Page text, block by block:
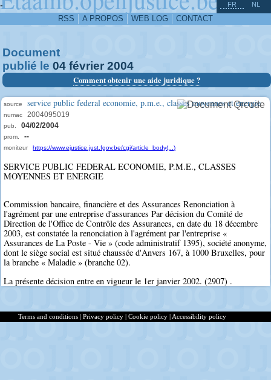
-
RSS A PROPOS WEB LOG CONTACT
FR NL
Document
publié le 04 février 2004
Comment obtenir une aide juridique ?
source service public federal economie, p.m.e., classes moyennes et energie
numac 2004095019
pub. 04/02/2004
prom. --
moniteur https://www.ejustice.just.fgov.be/cgi/article_body(...)
SERVICE PUBLIC FEDERAL ECONOMIE, P.M.E., CLASSES
MOYENNES ET ENERGIE
Commission bancaire, financière et des Assurances Renonciation à
l'agrément par une entreprise d'assurances Par décision du Comité de
Direction de l'Office de Contrôle des Assurances, en date du 18 décembre
2003, est constatée la renonciation à l'agrément par l'entreprise «
Assurances de La Poste - Vie » (code administratif 1395), société anonyme,
dont le siège social est situé chaussée d'Anvers 167, à 1000 Bruxelles, pour
la branche « Maladie » (branche 02).
La présente décision entre en vigueur le 1er janvier 2002. (2907) .
^
Terms and conditions | Privacy policy | Cookie policy | Accessibility policy